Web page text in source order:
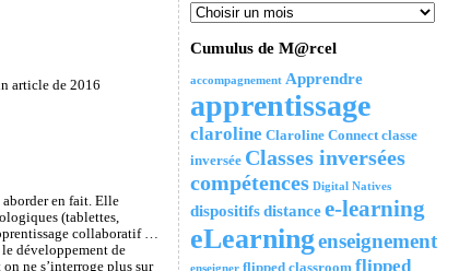
article de 2016
en fait. Elle
(tablettes,
collaboratif …
développement de
ne s’interroge plus sur
Cumulus de M@rcel
accompagnement Apprendre
apprentissage
claroline Claroline Connect classe
inversée Classes inversées
compétences Digital Natives
dispositifsdistancee-learning
eLearningenseignement
enseigner flipped classroom flipped